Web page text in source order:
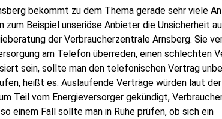
bekommt zu dem Thema gerade sehr viele
zum Beispiel unseriöse Anbieter die Unsicherheit
der Verbraucherzentrale Arnsberg. Sie
am Telefon überreden, einen schlechten
sein, sollte man den telefonischen Vertrag
heißt es. Auslaufende Verträge würden laut der
Teil vom Energieversorger gekündigt,
einem Fall sollte man in Ruhe prüfen, ob sich ein